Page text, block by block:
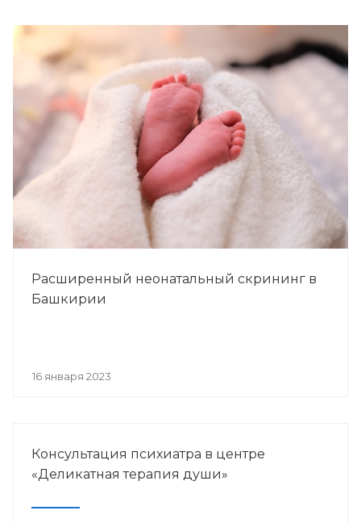
Расширенный неонатальный скрининг в
Башкирии
16 января 2023
Консультация психиатра в центре
«Деликатная терапия души»